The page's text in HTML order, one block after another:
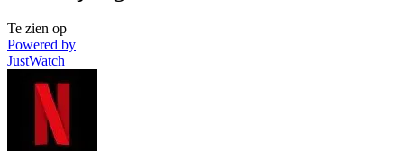
Te zien op
Powered by
JustWatch